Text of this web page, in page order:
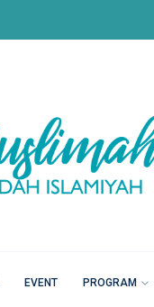
EVENT PROGRAM